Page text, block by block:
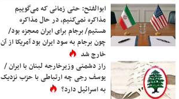
ابوالفتح: حتی زمانی که می‌گوییم
مذاکره نمی‌کنیم، در حال مذاکره
هستیم/ برجام برای ایران معجزه بود/
چون برجام به سود ایران بود آمریکا از آن
خارج شد
راز دشمنی وزیرخارجه لبنان با ایران /
یوسف رجی چه ارتباطی با حزب نزدیک
به اسرائیل دارد؟